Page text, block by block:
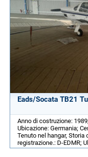
Eads/Socata TB21
Anno di costruzione:
Ubicazione: Germania;
Tenuto nel hangar, Storia
registrazione.: D-EDMR;